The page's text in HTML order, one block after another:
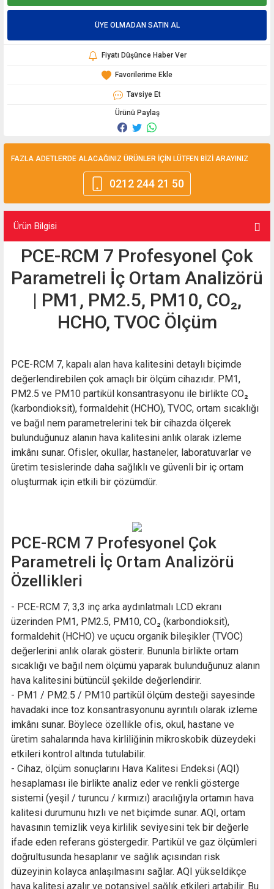
ÜYE OLMADAN SATIN AL
Fiyatı Düşünce Haber Ver
Tavsiye Et
Ürünü Paylaş
FAZLA ADETLERDE ALACAĞINIZ ÜRÜNLER İÇİN LÜTFEN BİZİ ARAYINIZ
0212 244 21 50
Ürün Bilgisi
PCE-RCM 7 Profesyonel Çok
Parametreli İç Ortam Analizörü
| PM1, PM2.5, PM10, CO₂,
HCHO, TVOC Ölçüm
PCE-RCM 7, kapalı alan hava kalitesini detaylı biçimde
değerlendirebilen çok amaçlı bir ölçüm cihazıdır. PM1,
PM2.5 ve PM10 partikül konsantrasyonu ile birlikte CO₂
(karbondioksit), formaldehit (HCHO), TVOC, ortam sıcaklığı
ve bağıl nem parametrelerini tek bir cihazda ölçerek
bulunduğunuz alanın hava kalitesini anlık olarak izleme
imkânı sunar. Ofisler, okullar, hastaneler, laboratuvarlar ve
üretim tesislerinde daha sağlıklı ve güvenli bir iç ortam
oluşturmak için etkili bir çözümdür.
PCE-RCM 7 Profesyonel Çok
Parametreli İç Ortam Analizörü
Özellikleri
- PCE-RCM 7; 3,3 inç arka aydınlatmalı LCD ekranı
üzerinden PM1, PM2.5, PM10, CO₂ (karbondioksit),
formaldehit (HCHO) ve uçucu organik bileşikler (TVOC)
değerlerini anlık olarak gösterir. Bununla birlikte ortam
sıcaklığı ve bağıl nem ölçümü yaparak bulunduğunuz alanın
hava kalitesini bütüncül şekilde değerlendirir.
- PM1 / PM2.5 / PM10 partikül ölçüm desteği sayesinde
havadaki ince toz konsantrasyonunu ayrıntılı olarak izleme
imkânı sunar. Böylece özellikle ofis, okul, hastane ve
üretim sahalarında hava kirliliğinin mikroskobik düzeydeki
etkileri kontrol altında tutulabilir.
- Cihaz, ölçüm sonuçlarını Hava Kalitesi Endeksi (AQI)
hesaplaması ile birlikte analiz eder ve renkli gösterge
sistemi (yeşil / turuncu / kırmızı) aracılığıyla ortamın hava
kalitesi durumunu hızlı ve net biçimde sunar. AQI, ortam
havasının temizlik veya kirlilik seviyesini tek bir değerle
ifade eden referans göstergedir. Partikül ve gaz ölçümleri
doğrultusunda hesaplanır ve sağlık açısından risk
düzeyinin kolayca anlaşılmasını sağlar. AQI yükseldikçe
hava kalitesi azalır ve potansiyel sağlık etkileri artabilir. Bu